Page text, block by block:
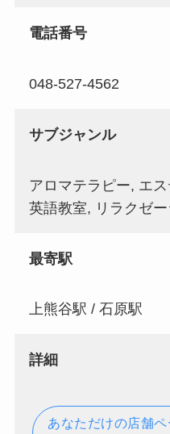
電話番号
048-527-4562
サブジャンル
アロマテラピー, エ
英語教室, リラクゼ
最寄駅
上熊谷駅 / 石原駅
詳細
あなただけの店舗